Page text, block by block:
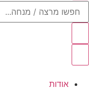
חפשו
מרצה
/
אודות